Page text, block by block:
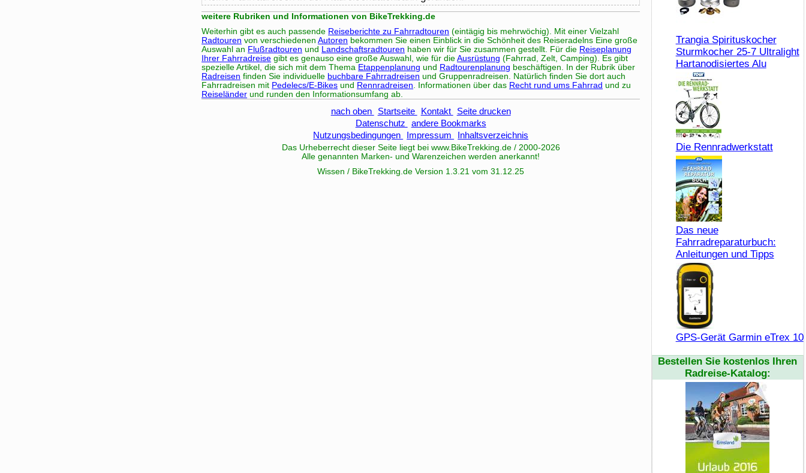
weitere Rubriken und Informationen von BikeTrekking.de
Weiterhin gibt es auch passende Reiseberichte zu Fahrradtouren (eintägig bis mehrwöchig). Mit einer Vielzahl
Radtouren von verschiedenenAutoren bekommen Sie einen Einblick in die Schönheit des Reiseradelns Eine große
Auswahl an Flußradtouren und Landschaftsradtouren haben wir für Sie zusammen gestellt. Für die Reiseplanung
Ihrer Fahrradreise gibt es genauso eine große Auswahl, wie für dieAusrüstung (Fahrrad, Zelt, Camping). Es gibt
spezielle Artikel, die sich mit dem Thema Etappenplanung und Radtourenplanung beschäftigen. In der Rubrik über
Radreisen finden Sie individuelle buchbare Fahrradreisen und Gruppenradreisen. Natürlich finden Sie dort auch
Fahrradreisen mit Pedelecs/E-Bikes und Rennradreisen. Informationen über das Recht rund ums Fahrrad und zu
Reiseländer und runden den Informationsumfang ab.
nach oben Startseite Kontakt
Seite drucken
Datenschutz
andere Bookmarks
Nutzungsbedingungen
Impressum Inhaltsverzeichnis
Das Urheberrecht dieser Seite liegt bei www. BikeTrekking.de / 2000-2026
Alle genannten Marken- und Warenzeichen werden anerkannt!
Wissen / BikeTrekking.de Version 1.3.21 vom 31.12.25
Trangia Spirituskocher
Sturmkocher 25-7 Ultralight
Hartanodisiertes Alu
Die Rennradwerkstatt
Das neue
Fahrradreparaturbuch:
Anleitungen und Tipps
GPS-Gerät Garmin eTrex 10
Bestellen Sie kostenlos Ihren
Radreise-Katalog: